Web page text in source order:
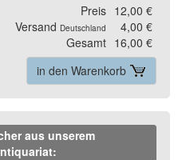
Preis 12,00 €
Versand Deutschland
4,00 €
Gesamt 16,00 €
in den Warenkorb
aus unserem